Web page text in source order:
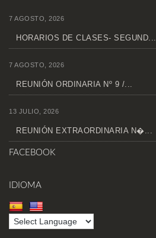
7 AGOSTO, 2026
HORARIOS DE CLASES- SEGUND...
7 AGOSTO, 2026
REUNIÓN ORDINARIA Nº 9 /...
13 JULIO, 2026
REUNIÓN EXTRAORDINARIA N�...
FACEBOOK
IDIOMA